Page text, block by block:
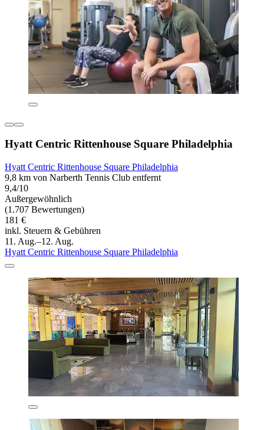
Hyatt Centric Rittenhouse Square Philadelphia
Hyatt Centric Rittenhouse Square Philadelphia
9,8 km von Narberth Tennis Club entfernt
9,4/10
Außergewöhnlich
(1.707 Bewertungen)
181 €
inkl. Steuern & Gebühren
11. Aug.–12. Aug.
Hyatt Centric Rittenhouse Square Philadelphia